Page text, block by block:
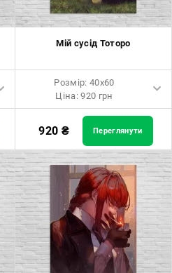
Розмір: 80x80 Ціна: 1650 грн
Розмір: 90x90 Ціна: 1800 грн
Розмір: 100x100 Ціна: 2500
грн
Мій сусід Тоторо
Розмір: 40x60
Ціна: 920 грн
Розмір: 40x60 Ціна: 920 грн
Розмір: 60x90 Ціна: 1650 грн
Розмір: 80x120 Ціна: 2050 грн
920 ₴ Переглянути